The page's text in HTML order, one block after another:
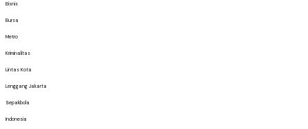
Bisnis
Bursa
Metro
Kriminalitas
Lintas Kota
Lenggang Jakarta
Sepakbola
Indonesia